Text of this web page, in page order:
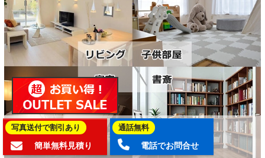
写真送付で割引あり
簡単無料見積り
通話無料
電話でお問合せ